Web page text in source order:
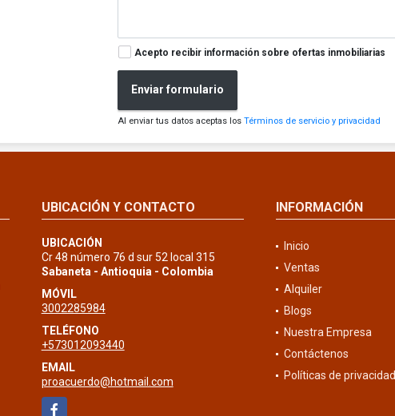
Acepto recibir información sobre ofertas inmobiliarias
Enviar formulario
Al enviar tus datos aceptas losTérminos de servicio y privacidad
UBICACIÓN Y CONTACTO
UBICACIÓN
Cr 48 número 76 d sur 52 local 315
Sabaneta - Antioquia - Colombia
MÓVIL
3002285984
TELÉFONO
+573012093440
EMAIL
proacuerdo@hotmail.com
Facebook
INFORMACIÓN
Inicio
Ventas
Alquiler
Blogs
Nuestra Empresa
Contáctenos
Políticas de privacidad